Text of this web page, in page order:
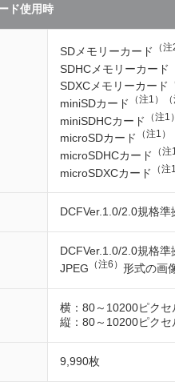
ド使用時
SDメモリーカード （
SDHCメモリーカード
SDXCメモリーカード
miniSDカード （注1）
miniSDHCカード （注1
microSDカード （注1）
microSDHCカード （
microSDXCカード （
DCFVer.1.0/2.0規格準
DCFVer.1.0/2.0規格
JPEG （注6） 形式の画
横：80～10200ピクセ
縦：80～10200ピクセ
9,990枚